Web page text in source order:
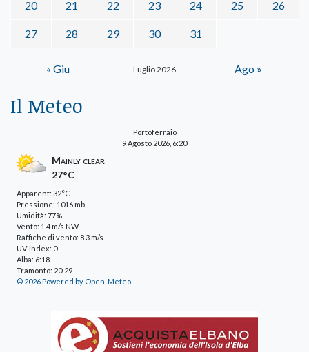
Luglio 2026
20 21 22 23 24 25 26
27 28 29 30 31
« Giu Ago »
Il Meteo
Portoferraio
9 Agosto 2026, 6:20
Mainly clear
27°C
Apparent: 32°C
Pressione: 1016 mb
Umidità: 77%
Vento: 1.4 m/s NW
Raffiche di vento: 8.3 m/s
UV-Index: 0
Alba: 6:18
Tramonto: 20:29
© 2026 Powered by Open-Meteo